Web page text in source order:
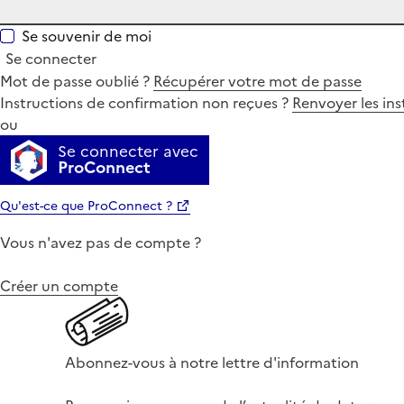
Se souvenir de moi
Se connecter
Mot de passe oublié ? Récupérer votre mot de passe
Instructions de confirmation non reçues ? Renvoyer les
ou
Se connecter avec
ProConnect
Qu'est-ce que ProConnect ?
Vous n'avez pas de compte ?
Créer un compte
Abonnez-vous à notre lettre d'information